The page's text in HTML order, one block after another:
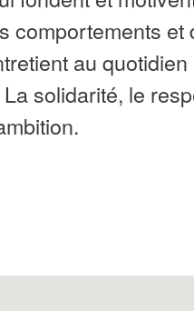
comportements et
au
solidarité, le